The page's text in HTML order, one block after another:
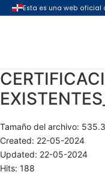
Tamaño del archivo:
Created: 22-05-2024
Updated: 22-05-2024
Hits: 188